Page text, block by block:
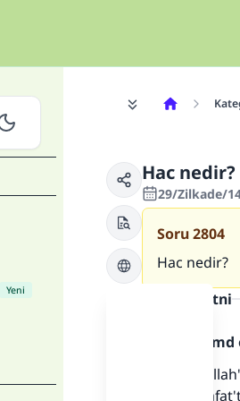
Yeni
Hac nedir?
29/Zilkade/
Soru2804
Hac nedir?
Cevap metni
Allah'a
Hac;
etmek,